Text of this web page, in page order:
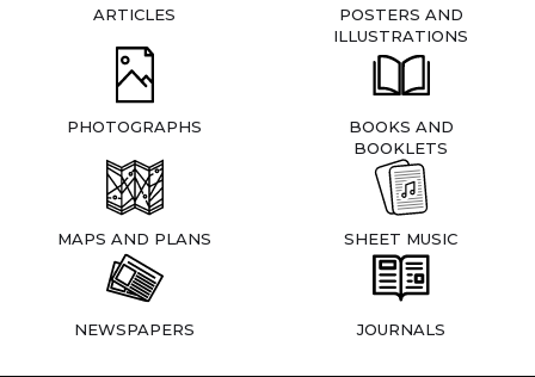
ARTICLES
POSTERS AND
ILLUSTRATIONS
PHOTOGRAPHS
BOOKS AND
BOOKLETS
MAPS AND PLANS SHEET MUSIC
NEWSPAPERS JOURNALS